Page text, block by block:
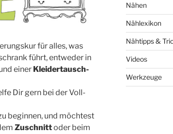
für alles, was
führt, ent­we­der in
einer Klei­der­tausch­
Dir gern bei der Voll­
begin­nen, und möch­test
Zuschnittoder beim
Nähen
Nählexikon
Nähtipps &
Videos
Werkzeuge